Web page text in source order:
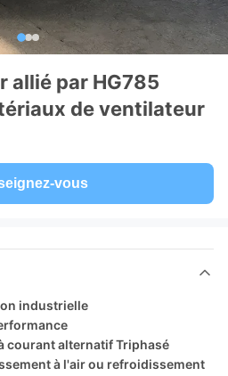
allié par HG785
de ventilateur
vous
industrielle
courant alternatif Triphasé
à l'air ou refroidissement